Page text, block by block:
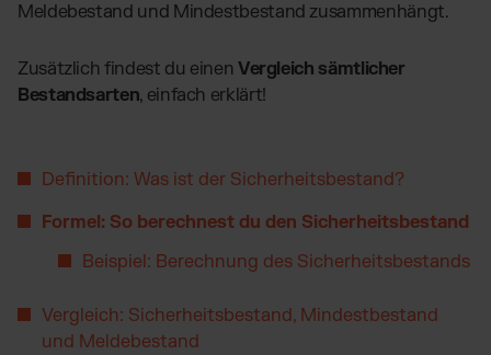
Shopify Fulfillment
TikTok Fulfillment
PlentyONE Fulfillment
Otto Fulfillment
Meldebestand und Mindestbestand zusammenhängt.
Zusätzlich findest du einen Vergleich sämtlicher
Bestandsarten, einfach erklärt!
Definition: Was ist der Sicherheitsbestand?
Formel: So berechnest du den Sicherheitsbestand
Beispiel: Berechnung des Sicherheitsbestands
Vergleich: Sicherheitsbestand, Mindestbestand
und Meldebestand